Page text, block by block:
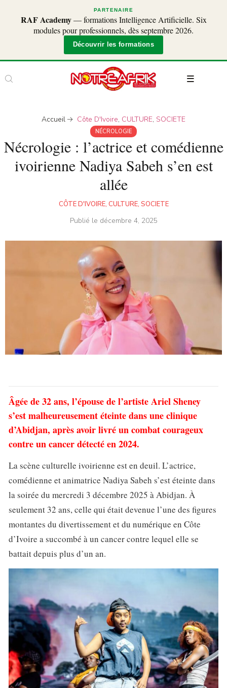
PARTENAIRE
RAF Academy— formations Intelligence Artificielle. Six
modules pour professionnels, dès septembre 2026.
Découvrir les formations
Accueil Côte D'Ivoire, CULTURE, SOCIETE
NÉCROLOGIE
Nécrologie : l’actrice et comédienne
ivoirienne Nadiya Sabeh s’en est
allée
CÔTE D'IVOIRE, CULTURE, SOCIETE
Publié le décembre 4, 2025
Âgée de 32 ans, l’épouse de l’artiste Ariel Sheney
s’est malheureusement éteinte dans une clinique
d’Abidjan, après avoir livré un combat courageux
contre un cancer détecté en 2024.
La scène culturelle ivoirienne est en deuil. L’actrice,
comédienne et animatrice Nadiya Sabeh s’est éteinte dans
la soirée du mercredi 3 décembre 2025 à Abidjan. À
seulement 32 ans, celle qui était devenue l’une des figures
montantes du divertissement et du numérique en Côte
d’Ivoire a succombé à un cancer contre lequel elle se
battait depuis plus d’un an.